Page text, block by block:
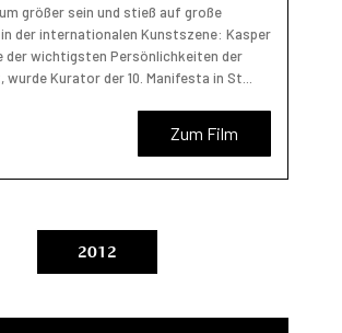
größer sein und stieß auf große
der internationalen Kunstszene: Kasper
der wichtigsten Persönlichkeiten der
Kurator der 10. Manifesta in St...
Zum Film
2012